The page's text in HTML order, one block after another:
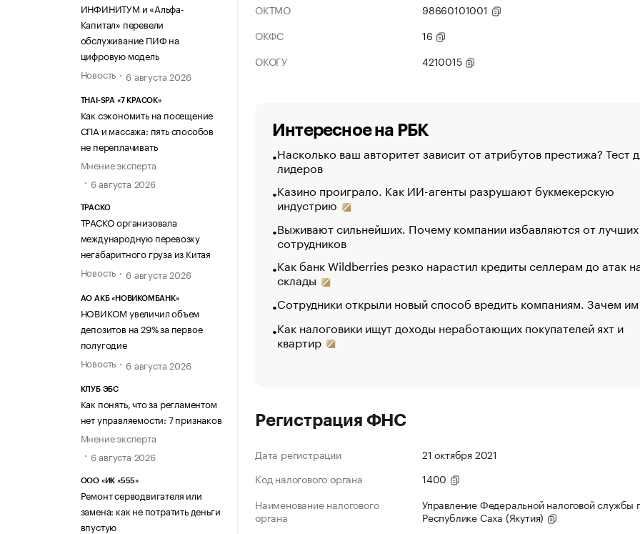
ИНФИНИТУМ и «Альфа-
Капитал» перевели
обслуживание ПИФ на
цифровую модель
Новость
6 августа 2026
THAI-SPA «7 КРАСОК»
Как сэкономить на посещение
СПА и массажа: пять способов
не переплачивать
Мнение эксперта
6 августа 2026
ТРАСКО
ТРАСКО организовала
международную перевозку
негабаритного груза из Китая
Новость
6 августа 2026
АО АКБ «НОВИКОМБАНК»
НОВИКОМ увеличил объем
депозитов на 29% за первое
полугодие
Новость
6 августа 2026
КЛУБ ЭБС
Как понять, что за регламентом
нет управляемости: 7 признаков
Мнение эксперта
6 августа 2026
ООО «ИК «555»
Ремонт серводвигателя или
замена: как не потратить деньги
впустую
ОКТМО
98660101001
ОКФС
16
ОКОГУ
4210015
Интересное на РБК
Насколько ваш авторитет зависит от атрибутов престижа? Тест
лидеров
Казино проиграло. Как ИИ-агенты разрушают букмекерскую
индустрию
Выживают сильнейших. Почему компании избавляются от лучших
сотрудников
Как банк Wildberries резко нарастил кредиты селлерам до атак
склады
Сотрудники открыли новый способ вредить компаниям. Зачем
Как налоговики ищут доходы неработающих покупателей яхт и
квартир
Регистрация ФНС
Дата регистрации
21 октября 2021
Код налогового органа
1400
Наименование налогового
органа
Управление Федеральной налоговой службы
Республике Саха (Якутия)